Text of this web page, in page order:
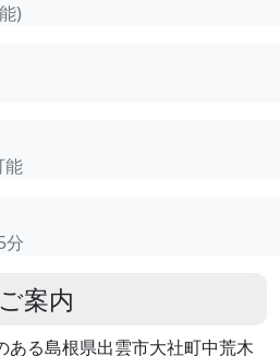
)
能
分
ご案内
ある島根県出雲市大社町中荒木